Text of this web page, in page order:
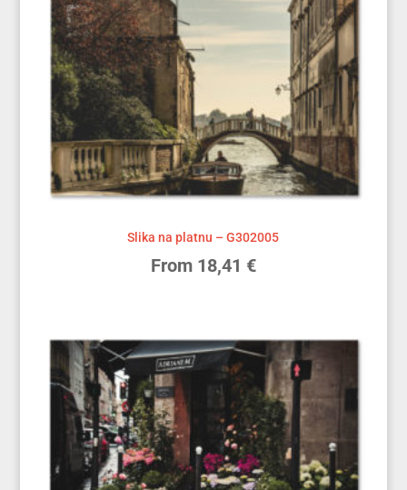
Slika na platnu – G302005
From 18,41 €